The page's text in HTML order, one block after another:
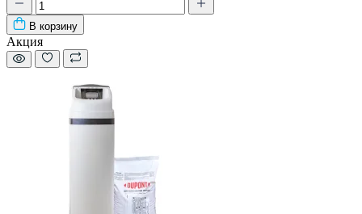
В корзину
Акция